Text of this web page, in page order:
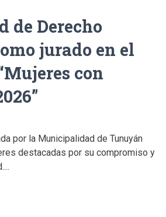
de Derecho
jurado en el
con
por la Municipalidad de Tunuyán
destacadas por su compromiso y